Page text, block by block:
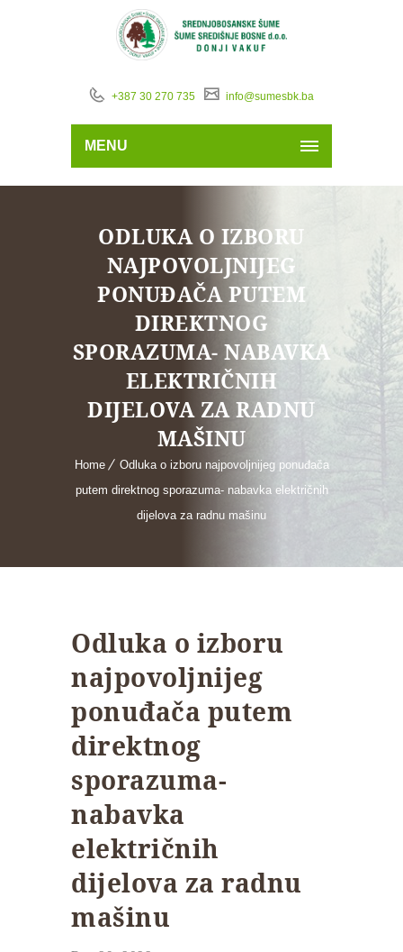
+387 30 270 735 info@sumesbk.ba
MENU
ODLUKA O IZBORU
NAJPOVOLJNIJEG
PONUĐAČA PUTEM
DIREKTNOG
SPORAZUMA- NABAVKA
ELEKTRIČNIH
DIJELOVA ZA RADNU
MAŠINU
Home
Odluka o izboru najpovoljnijeg ponuđača
putem direktnog sporazuma- nabavka električnih
dijelova za radnu mašinu
Odluka o izboru
najpovoljnijeg
ponuđača putem
direktnog
sporazuma-
nabavka
električnih
dijelova za radnu
mašinu